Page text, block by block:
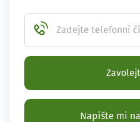
Zadejte telefonní
Napište mi